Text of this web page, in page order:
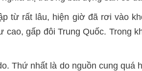
từ rất lâu, hiện giờ đã rơi vào
gấp đôi Trung Quốc. Trong
Thứ nhất là do nguồn cung quá